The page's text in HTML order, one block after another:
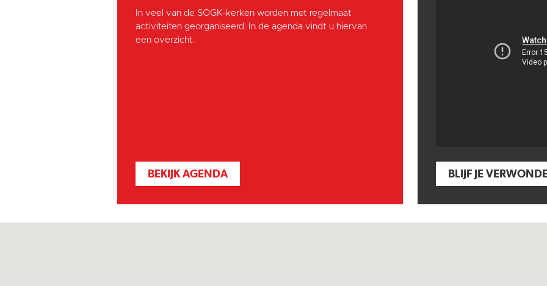
In veel van de SOGK-kerken worden met regelmaat
activiteiten georganiseerd. In de agenda vindt u hiervan
een overzicht.
BEKIJK AGENDA BLIJF JE